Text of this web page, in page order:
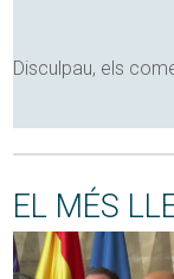
Disculpau, els
EL MÉS